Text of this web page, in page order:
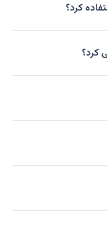
کرد؟
کرد؟